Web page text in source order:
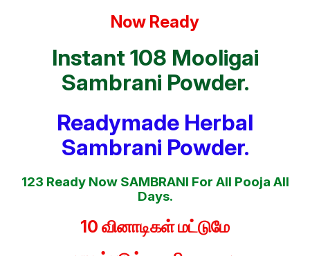
Now Ready
Instant 108 Mooligai
Sambrani Powder.
Readymade Herbal
Sambrani Powder.
123 Ready Now SAMBRANI For All Pooja All
Days.
10 வினாடிகள் மட்டுமே